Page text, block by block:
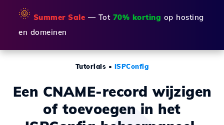
🌞 Summer Sale — Tot 70% korting op hosting
en domeinen
Tutorials • ISPConfig
Een CNAME-record wijzigen
of toevoegen in het